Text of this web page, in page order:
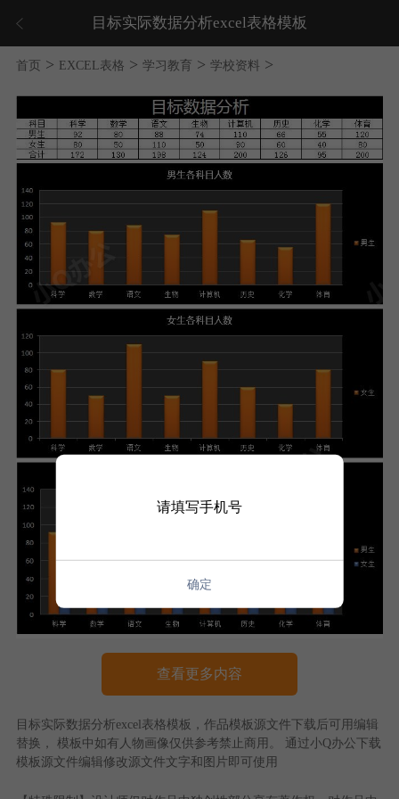
目标实际数据分析excel表格模板
首页 > EXCEL表格 > 学习教育 > 学校资料 >
查看更多内容
目标实际数据分析excel表格模板 ，作品模板源文件下载后可用编辑
替换， 模板中如有人物画像仅供参考禁止商用。 通过小Q办公下载
模板源文件编辑修改源文件文字和图片即可使用
请填写手机号
确定